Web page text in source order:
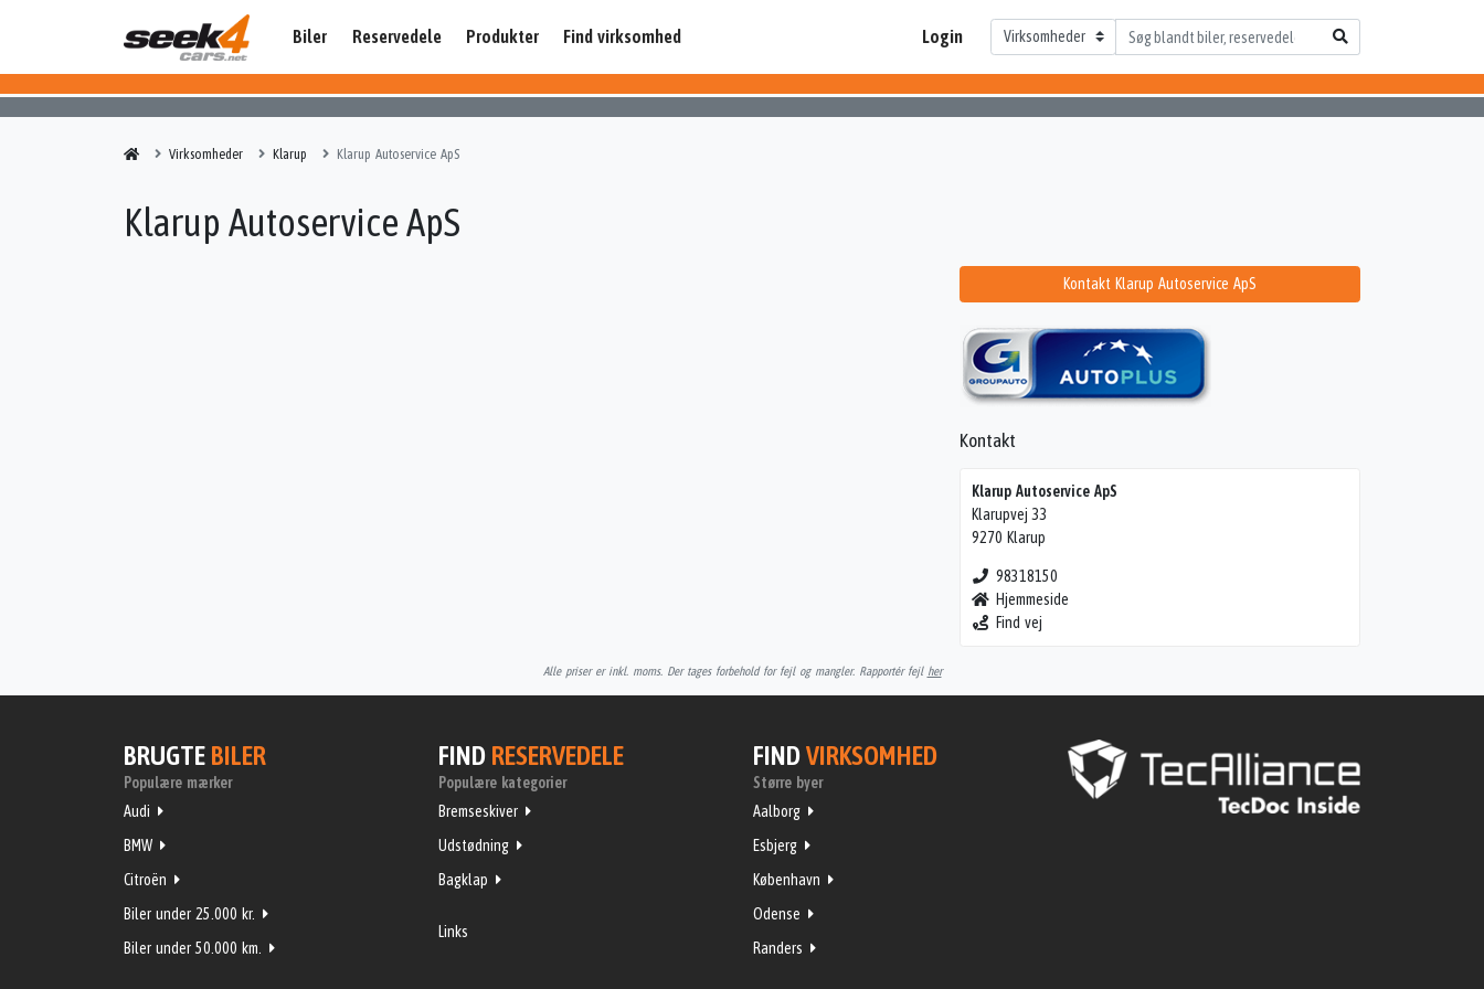
Biler Reservedele Produkter Find virksomhed Login
Kontakt Klarup Autoservice ApS
Kontakt
Klarup Autoservice ApS
Klarupvej 33
9270 Klarup
98318150
Hjemmeside
Find vej
Virksomheder Klarup Klarup Autoservice ApS
Klarup Autoservice ApS
Alle priser er inkl. moms. Der tages forbehold for fejl og mangler. Rapportér fejl her
BRUGTE BILER
Populære mærker
Audi
BMW
Citroën
Biler under 25.000 kr.
Biler under 50.000 km.
FIND RESERVEDELE
Populære kategorier
Bremseskiver
Udstødning
Bagklap
Links
FINDVIRKSOMHED
Større byer
Aalborg
Esbjerg
København
Odense
Randers